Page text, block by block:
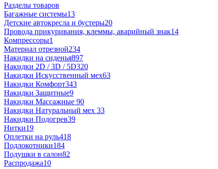
Разделы товаров
Багажные системы13
Детские автокресла и бустеры20
Провода прикуривания, клеммы, аварийный знак14
Компрессоры1
Материал отрезной234
Накидки на сиденья897
Накидки 2D / 3D / 5D320
Накидки Искусственный мех63
Накидки Комфорт343
Накидки Защитные9
Накидки Массажные 90
Накидки Натуральный мех 33
Накидки Подогрев39
Нитки19
Оплетки на руль418
Подлокотники184
Подушки в салон82
Распродажа10